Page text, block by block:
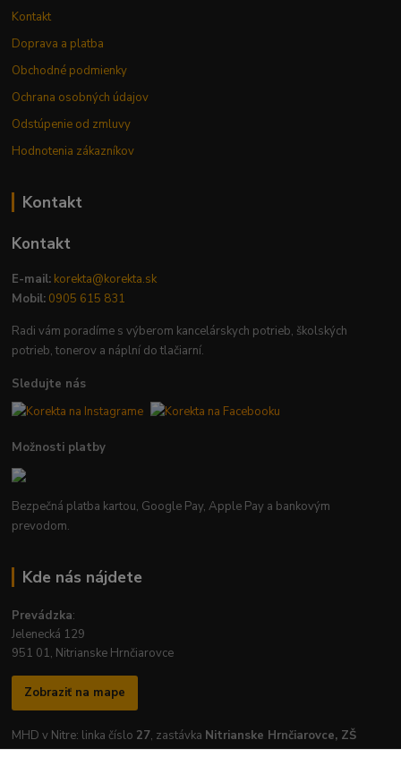
Kontakt
Doprava a platba
Obchodné podmienky
Ochrana osobných údajov
Odstúpenie od zmluvy
Hodnotenia zákazníkov
Kontakt
Kontakt
E-mail: korekta@korekta.sk
Mobil: 0905 615 831
Radi vám poradíme s výberom kancelárskych potrieb, školských
potrieb, tonerov a náplní do tlačiarní.
Sledujte nás
Možnosti platby
Bezpečná platba kartou, Google Pay, Apple Pay a bankovým
prevodom.
Kde nás nájdete
Prevádzka:
Jelenecká 129
951 01, Nitrianske Hrnčiarovce
Zobraziť na mape
MHD v Nitre: linka číslo 27, zastávka Nitrianske Hrnčiarovce, ZŠ